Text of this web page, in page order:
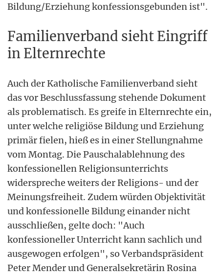
Bildung/Erziehung konfessionsgebunden ist".
Familienverband sieht Eingriff
in Elternrechte
Auch der Katholische Familienverband sieht
das vor Beschlussfassung stehende Dokument
als problematisch. Es greife in Elternrechte ein,
unter welche religiöse Bildung und Erziehung
primär fielen, hieß es in einer Stellungnahme
vom Montag. Die Pauschalablehnung des
konfessionellen Religionsunterrichts
widerspreche weiters der Religions- und der
Meinungsfreiheit. Zudem würden Objektivität
und konfessionelle Bildung einander nicht
ausschließen, gelte doch: "Auch
konfessioneller Unterricht kann sachlich und
ausgewogen erfolgen", so Verbandspräsident
Peter Mender und Generalsekretärin Rosina